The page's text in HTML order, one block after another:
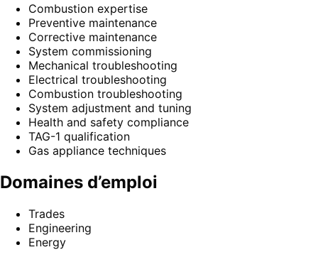
Combustion expertise
Preventive maintenance
Corrective maintenance
System commissioning
Mechanical troubleshooting
Electrical troubleshooting
Combustion troubleshooting
System adjustment and tuning
Health and safety compliance
TAG-1 qualification
Gas appliance techniques
Domaines d’emploi
Trades
Engineering
Energy